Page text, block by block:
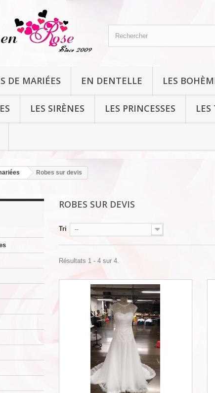
DE MARIÉES EN DENTELLE LES
LES SIRÈNES LES PRINCESSES LES
Robes sur devis
ROBES SUR DEVIS
Tri --
Résultats 1 - 4 sur 4.